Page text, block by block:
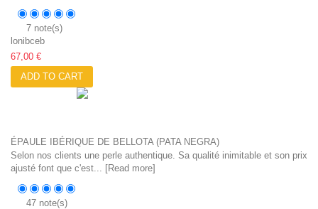
7 note(s)
lonibceb
67,00 €
ADD TO CART
ÉPAULE IBÉRIQUE DE BELLOTA (PATA NEGRA)
Selon nos clients une perle authentique. Sa qualité inimitable et son prix
ajusté font que c'est... [Read more]
47 note(s)